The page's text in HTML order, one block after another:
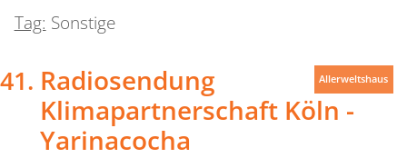
Tag: Sonstige
Radiosendung
Klimapartnerschaft Köln -
Yarinacocha
Allerweltshaus